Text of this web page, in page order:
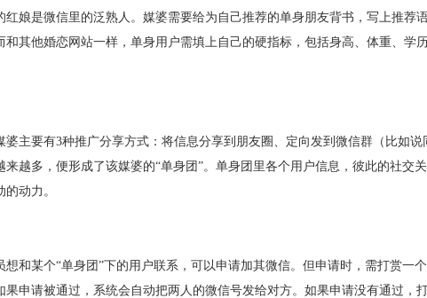
红娘是微信里的泛熟人。媒婆需要给为自己推荐的单身朋友背书，写上推荐
其他婚恋网站一样，单身用户需填上自己的硬指标，包括身高、体重、学
主要有3种推广分享方式：将信息分享到朋友圈、定向发到微信群（比如
来越多，便形成了该媒婆的“单身团 ”。单身团里各个用户信息，彼此的社交
动力。
和某个“单身团 ”下的用户联系，可以申请加其微信。但申请时，需打赏一
申请被通过，系统会自动把两人的微信号发给对方。如果申请没有通过，